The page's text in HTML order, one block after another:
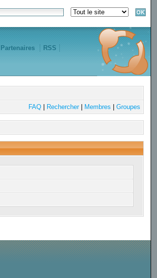
Partenaires RSS
FAQ| Rechercher| Membres Groupes